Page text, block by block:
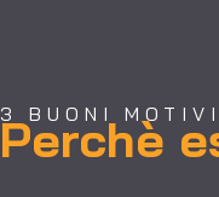
3 BUONI MOTIVI
Perchè